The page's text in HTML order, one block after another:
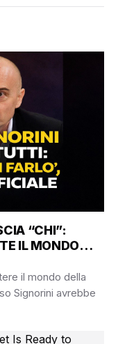
“CHI”:
IL MONDO
il mondo della
Signorini avrebbe